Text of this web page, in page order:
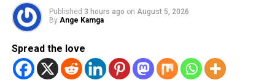
Published 3 hours ago on August 5, 2026
By Ange Kamga
Spread the love